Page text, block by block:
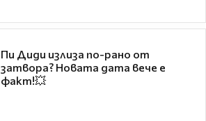
Пи Диди излиза по-рано от
затвора? Новата дата вече е
факт!💥